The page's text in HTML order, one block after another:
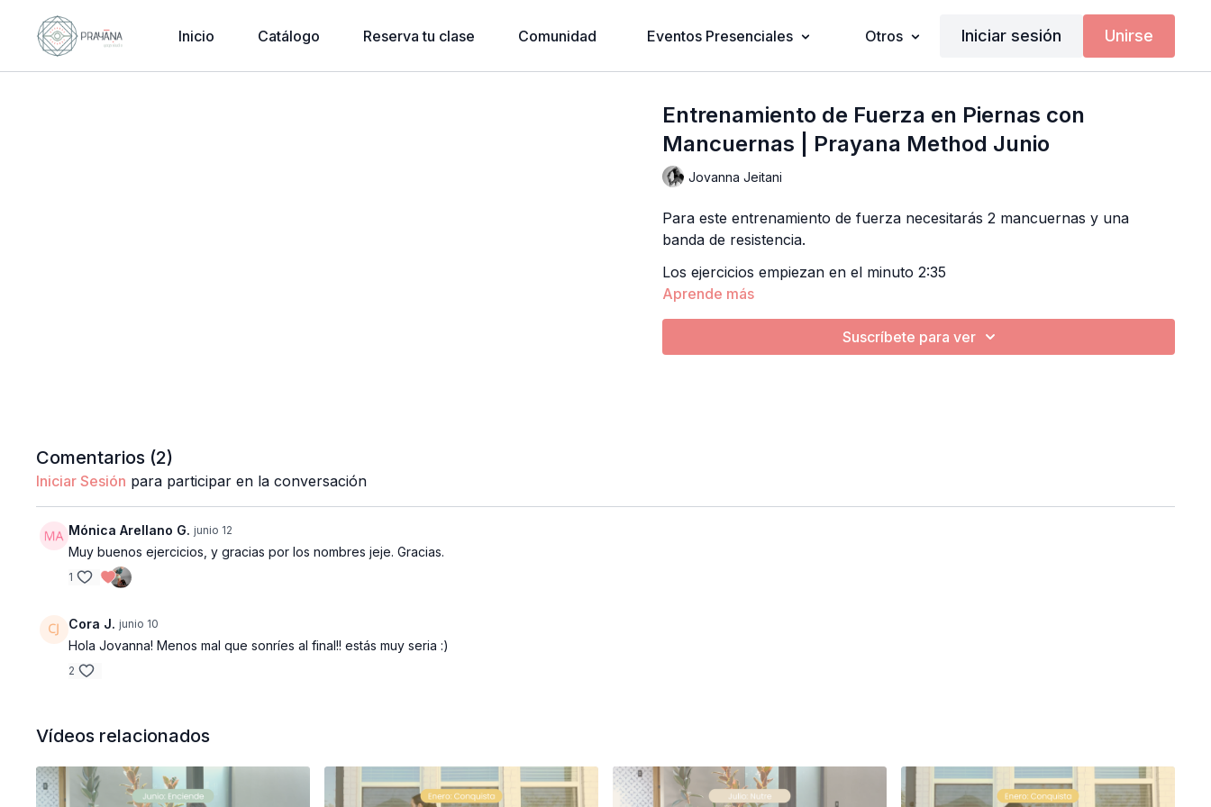
Inicio Catálogo Reserva tu clase Comunidad Eventos Presenciales Otros Iniciar sesión Unirse
Entrenamiento de Fuerza en Piernas con
Mancuernas | Prayana Method Junio
Jovanna Jeitani
Para este entrenamiento de fuerza necesitarás 2 mancuernas y una
banda de resistencia.
Los ejercicios empiezan en el minuto 2:35
Aprende más
Suscríbete para ver
Comentarios (2)
Iniciar Sesión para participar en la conversación
Mónica Arellano G. junio 12
Muy buenos ejercicios, y gracias por los nombres jeje. Gracias.
1
Cora J. junio 10
Hola Jovanna! Menos mal que sonríes al final!! estás muy seria :)
2
Vídeos relacionados